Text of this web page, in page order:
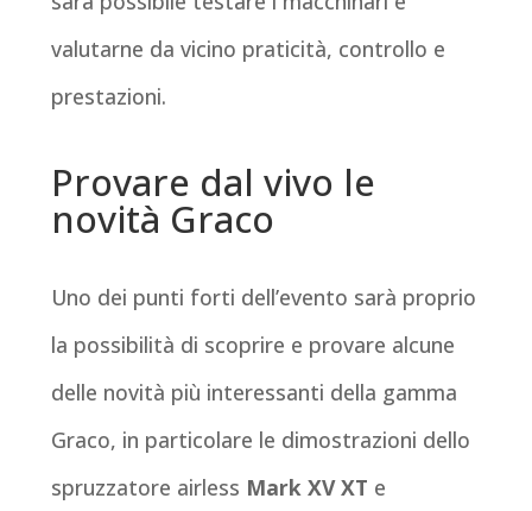
valutarne da vicino praticità, controllo e
prestazioni.
Provare dal vivo le
novità Graco
Uno dei punti forti dell’evento sarà proprio
la possibilità di scoprire e provare alcune
delle novità più interessanti della gamma
Graco, in particolare le dimostrazioni dello
spruzzatore airless Mark XV XT e